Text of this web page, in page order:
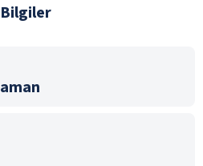
Bilgiler